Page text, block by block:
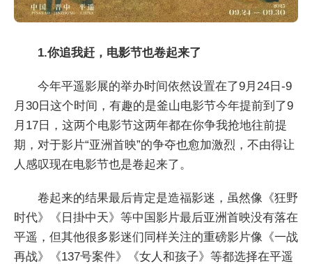
1.你追我赶，电影节也卷起来了
今年平遥影展的举办时间依然设置在了9月24日-9
月30日这个时间，有趣的是釜山电影节今年提前到了9
月17日，这两个电影节这两年都在你争我抢地往前提
期，对于影片“亚洲首映”的争夺也愈加激烈，不由得让
人感叹现在电影节也是卷起来了。
卷起来的结果最后肯定是造福影迷，虽然像《狂野
时代》《日掛中天》等中国影片最后亚洲首映没有落在
平遥，但其他很多影迷们同样关注的重磅影片像《一战
再战》《137号案件》《女人和孩子》等都选择在平遥